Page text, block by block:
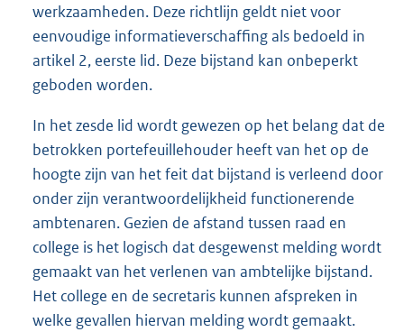
werkzaamheden. Deze richtlijn geldt niet voor
eenvoudige informatieverschaffing als bedoeld in
artikel 2, eerste lid. Deze bijstand kan onbeperkt
geboden worden.
In het zesde lid wordt gewezen op het belang dat de
betrokken portefeuillehouder heeft van het op de
hoogte zijn van het feit dat bijstand is verleend door
onder zijn verantwoordelijkheid functionerende
ambtenaren. Gezien de afstand tussen raad en
college is het logisch dat desgewenst melding wordt
gemaakt van het verlenen van ambtelijke bijstand.
Het college en de secretaris kunnen afspreken in
welke gevallen hiervan melding wordt gemaakt.